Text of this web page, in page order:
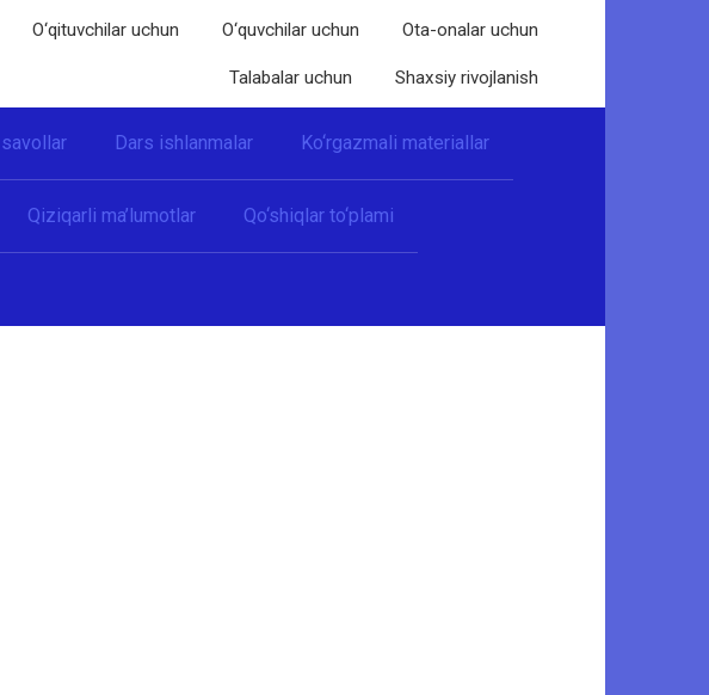
O‘qituvchilar uchun O‘quvchilar uchun Ota-onalar uchun
Talabalar uchun Shaxsiy rivojlanish
Dars ishlanmalar Ko‘rgazmali materiallar
Qiziqarli ma’lumotlar Qo‘shiqlar to‘plami